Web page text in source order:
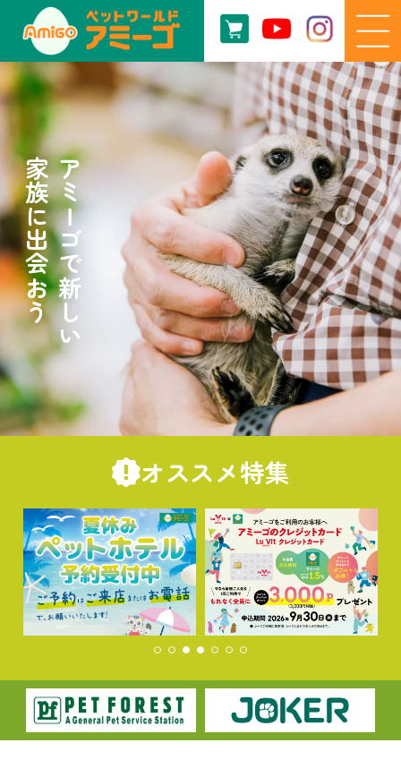
アミーゴで新しい
家族に出会おう
オススメ特集